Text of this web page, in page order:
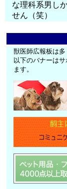
な理科系男し
せん（笑）
獣医師広報板は多
以下のバナーは
ます。